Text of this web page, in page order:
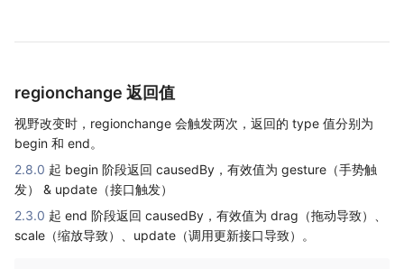
regionchange 返回值
视野改变时，regionchange 会触发两次，返回的 type 值分别为
begin 和 end。
2.8.0 起 begin 阶段返回 causedBy，有效值为 gesture（手势触
发） & update（接口触发）
2.3.0 起 end 阶段返回 causedBy，有效值为 drag（拖动导致）、
scale（缩放导致）、update（调用更新接口导致）。